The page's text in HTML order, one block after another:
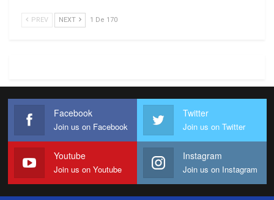
PREV NEXT 1 De 170
Facebook
Join us on Facebook
Twitter
Join us on Twitter
Youtube
Join us on Youtube
Instagram
Join us on Instagram